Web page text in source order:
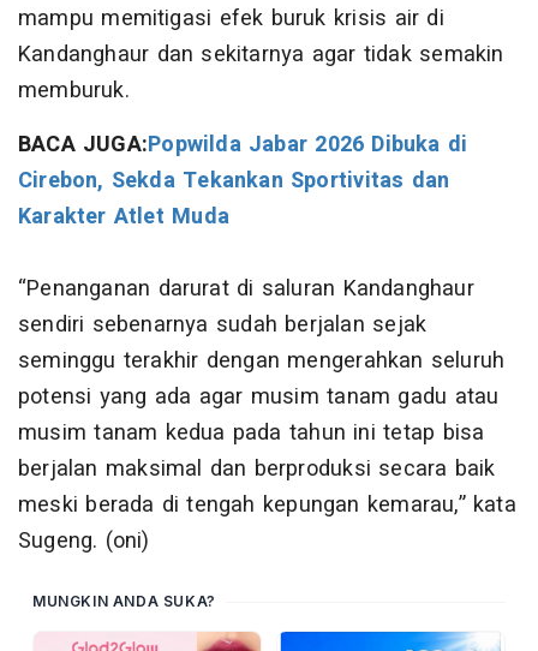
mampu memitigasi efek buruk krisis air di
Kandanghaur dan sekitarnya agar tidak semakin
memburuk.
BACA JUGA:Popwilda Jabar 2026 Dibuka di
Cirebon, Sekda Tekankan Sportivitas dan
Karakter Atlet Muda
“Penanganan darurat di saluran Kandanghaur
sendiri sebenarnya sudah berjalan sejak
seminggu terakhir dengan mengerahkan seluruh
potensi yang ada agar musim tanam gadu atau
musim tanam kedua pada tahun ini tetap bisa
berjalan maksimal dan berproduksi secara baik
meski berada di tengah kepungan kemarau,” kata
Sugeng. (oni)